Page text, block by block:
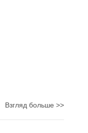
Взгляд больше >>